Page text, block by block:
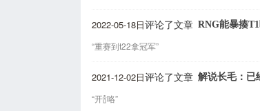
2022-05-18日评论了文章 RNG能暴揍
“重赛到t22拿冠军”
2021-12-02日评论了文章 解说长毛：已
“开🍾咯”